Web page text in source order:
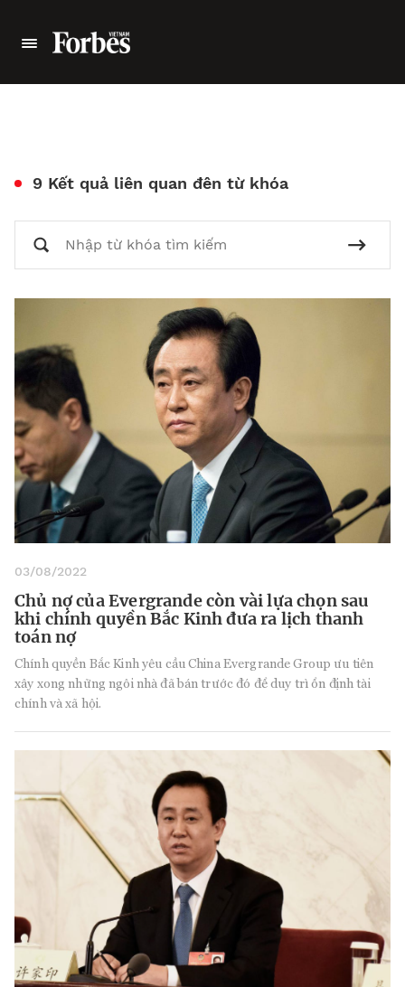
9 Kết quả liên quan đên từ khóa
03/08/2022
Chủ nợ của Evergrande còn vài lựa chọn sau
khi chính quyền Bắc Kinh đưa ra lịch thanh
toán nợ
Chính quyền Bắc Kinh yêu cầu China Evergrande Group ưu tiên
xây xong những ngôi nhà đã bán trước đó để duy trì ổn định tài
chính và xã hội.